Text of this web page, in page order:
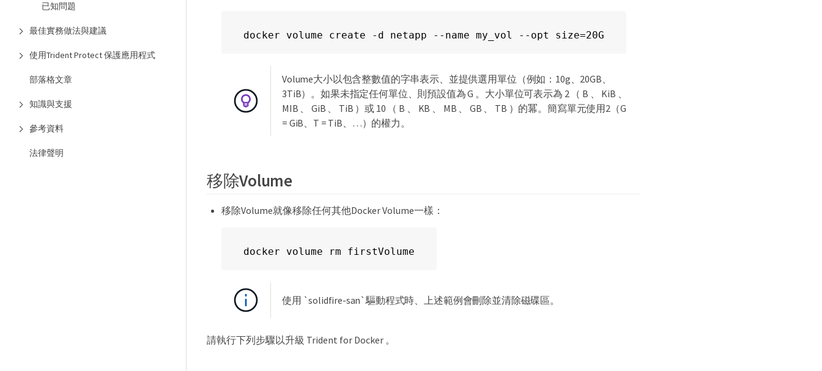
已知問題
最佳實務做法與建議
使用Trident Protect 保護應用程式
部落格文章
知識與支援
參考資料
法律聲明
docker volume create -d netapp --name my_vol --opt size=20G
Volume大小以包含整數值的字串表示、並提供選用單位（例如：10g、20GB、
3TiB）。如果未指定任何單位、則預設值為 G 。大小單位可表示為 2 （ B 、 KiB 、
MIB 、 GiB 、 TiB ）或 10 （ B 、 KB 、 MB 、 GB 、 TB ）的冪。簡寫單元使用2（G
= GiB、T = TiB、…）的權力。
移除Volume
移除Volume就像移除任何其他Docker Volume一樣：
docker volume rm firstVolume
使用 `solidfire-san`驅動程式時、上述範例會刪除並清除磁碟區。
請執行下列步驟以升級 Trident for Docker 。